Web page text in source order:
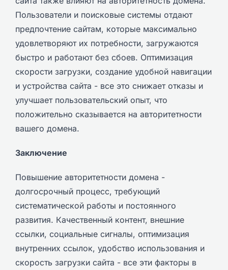
Пользователи и поисковые системы отдают
предпочтение сайтам, которые максимально
удовлетворяют их потребности, загружаются
быстро и работают без сбоев. Оптимизация
скорости загрузки, создание удобной навигации
и устройства сайта - все это снижает отказы и
улучшает пользовательский опыт, что
положительно сказывается на авторитетности
вашего домена.
Заключение
Повышение авторитетности домена -
долгосрочный процесс, требующий
систематической работы и постоянного
развития. Качественный контент, внешние
ссылки, социальные сигналы, оптимизация
внутренних ссылок, удобство использования и
скорость загрузки сайта - все эти факторы в